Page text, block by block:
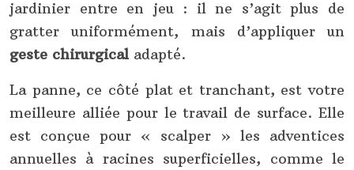
jardinier entre en jeu : il ne s’agit plus de
gratter uniformément, mais d’appliquer un
geste chirurgical adapté.
La panne, ce côté plat et tranchant, est votre
meilleure alliée pour le travail de surface. Elle
est conçue pour « scalper » les adventices
annuelles à racines superficielles, comme le